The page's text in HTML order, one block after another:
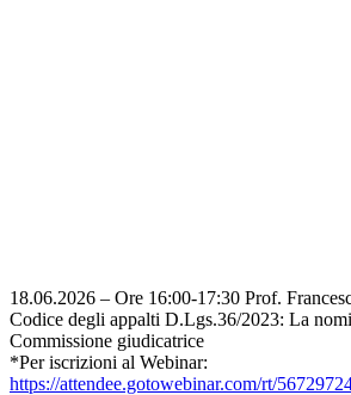
18.06.2026 – Ore 16:00-17:30 Prof.
Codice degli appalti D.Lgs.36/2023: La
Commissione giudicatrice
*Per iscrizioni al Webinar:
https://attendee.gotowebinar.com/rt/